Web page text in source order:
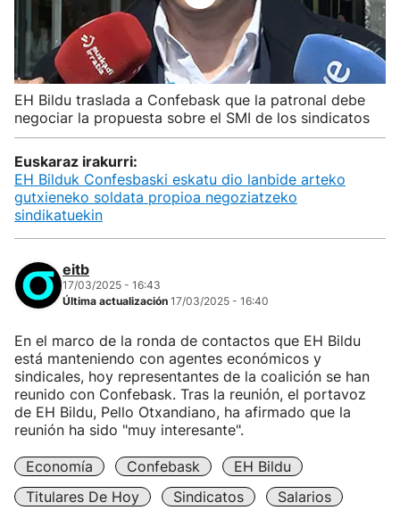
EH Bildu traslada a Confebask que la patronal debe
negociar la propuesta sobre el SMI de los sindicatos
Euskaraz irakurri:
EH Bilduk Confesbaski eskatu dio lanbide arteko
gutxieneko soldata propioa negoziatzeko
sindikatuekin
eitb
17/03/2025 - 16:43
Última actualización 17/03/2025 - 16:40
En el marco de la ronda de contactos que EH Bildu
está manteniendo con agentes económicos y
sindicales, hoy representantes de la coalición se han
reunido con Confebask. Tras la reunión, el portavoz
de EH Bildu, Pello Otxandiano, ha afirmado que la
reunión ha sido "muy interesante".
Economía Confebask
EH Bildu
Titulares De Hoy
Sindicatos Salarios